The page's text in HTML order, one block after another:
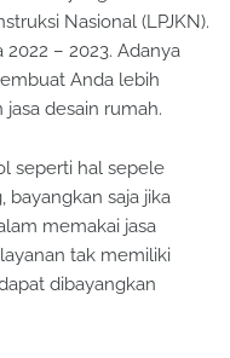
Nasional (LPJKN).
2022 – 2023. Adanya
Anda lebih
desain rumah.
seperti hal sepele
saja jika
memakai jasa
tak memiliki
dibayangkan